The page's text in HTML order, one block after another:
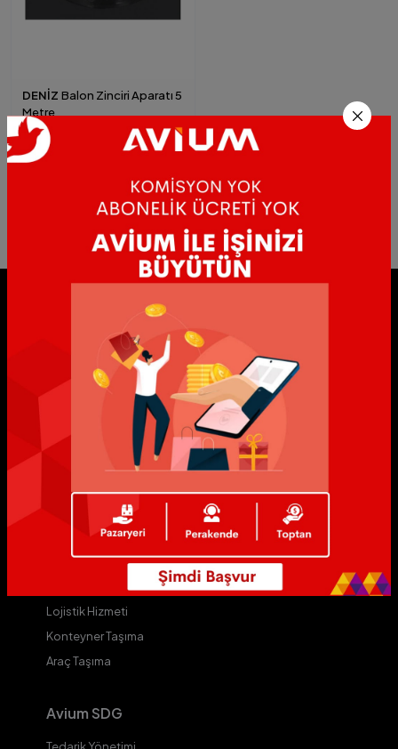
DENİZ Balon Zinciri Aparatı 5
Metre
★★★★★
★★★★★
★★★★★
14,00
MyAvium
Yıldız Markalar
Yıldızlı Mağazalar
Avium D
Kurye Hizmeti
Lojistik Hizmeti
Konteyner Taşıma
Araç Taşıma
Avium SDG